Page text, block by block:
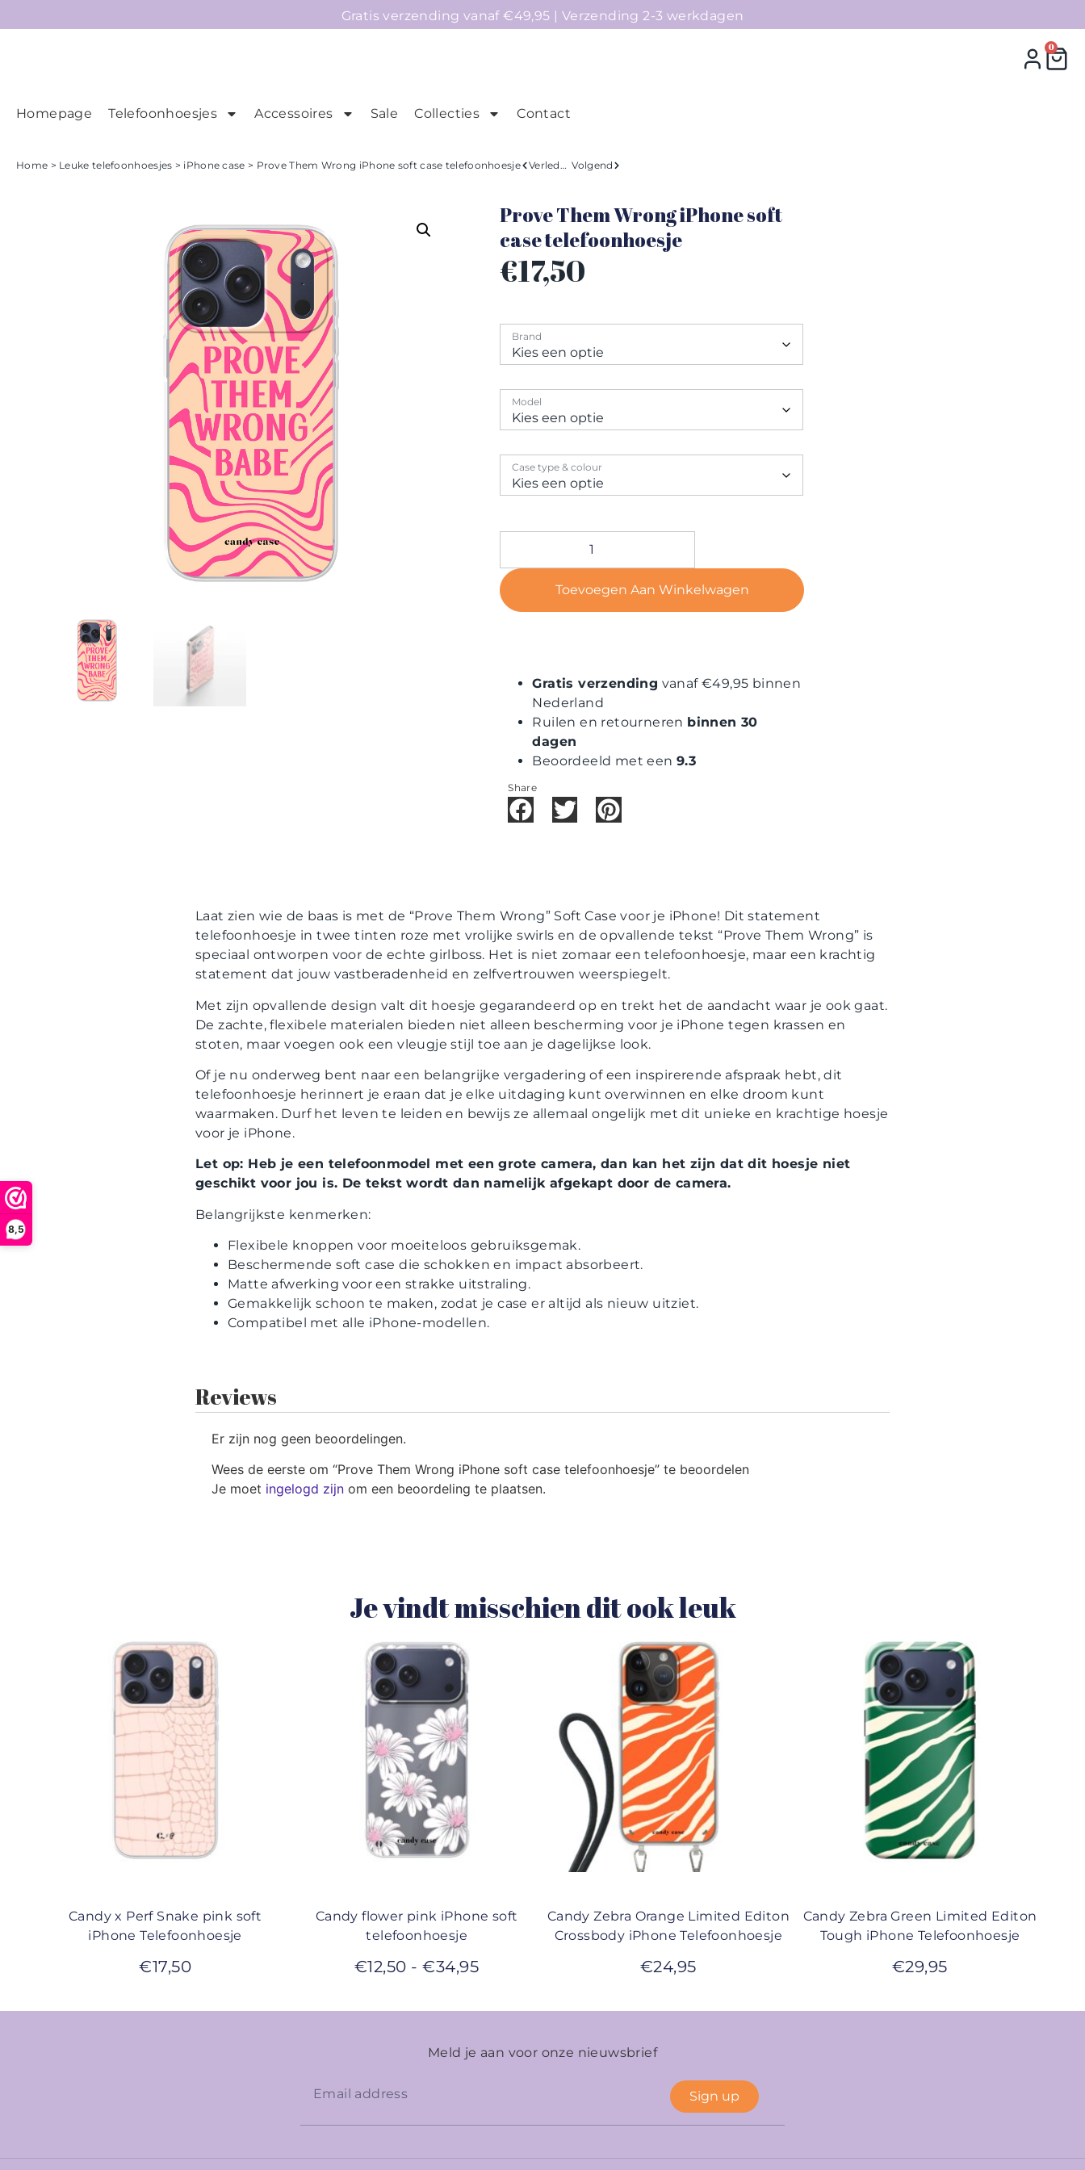
8,5
Gratis verzending vanaf €49,95 | Verzending 2-3 werkdagen
0
Homepage Telefoonhoesjes Accessoires Sale Collecties Contact
Home > Leuke telefoonhoesjes > iPhone case > Prove Them Wrong iPhone soft case telefoonhoesje Verleden Volgend
Prove Them Wrong iPhone soft
case telefoonhoesje
€17,50
Brand
Model
Case type & colour
Toevoegen Aan Winkelwagen
Gratis verzending vanaf €49,95 binnen
Nederland
Ruilen en retourneren binnen 30
dagen
Beoordeeld met een9.3
Share
Laat zien wie de baas is met de “Prove Them Wrong” Soft Case voor je iPhone! Dit statement
telefoonhoesje in twee tinten roze met vrolijke swirls en de opvallende tekst “Prove Them Wrong” is
speciaal ontworpen voor de echte girlboss. Het is niet zomaar een telefoonhoesje, maar een krachtig
statement dat jouw vastberadenheid en zelfvertrouwen weerspiegelt.
Met zijn opvallende design valt dit hoesje gegarandeerd op en trekt het de aandacht waar je ook gaat.
De zachte, flexibele materialen bieden niet alleen bescherming voor je iPhone tegen krassen en
stoten, maar voegen ook een vleugje stijl toe aan je dagelijkse look.
Of je nu onderweg bent naar een belangrijke vergadering of een inspirerende afspraak hebt, dit
telefoonhoesje herinnert je eraan dat je elke uitdaging kunt overwinnen en elke droom kunt
waarmaken. Durf het leven te leiden en bewijs ze allemaal ongelijk met dit unieke en krachtige hoesje
voor je iPhone.
Let op: Heb je een telefoonmodel met een grote camera, dan kan het zijn dat dit hoesje niet
geschikt voor jou is. De tekst wordt dan namelijk afgekapt door de camera.
Belangrijkste kenmerken:
Flexibele knoppen voor moeiteloos gebruiksgemak.
Beschermende soft case die schokken en impact absorbeert.
Matte afwerking voor een strakke uitstraling.
Gemakkelijk schoon te maken, zodat je case er altijd als nieuw uitziet.
Compatibel met alle iPhone-modellen.
Reviews
Er zijn nog geen beoordelingen.
Wees de eerste om “Prove Them Wrong iPhone soft case telefoonhoesje” te beoordelen
Je moet ingelogd zijn om een beoordeling te plaatsen.
Je vindt misschien dit ook leuk
Candy x Perf Snake pink soft
iPhone Telefoonhoesje
€17,50
Candy flower pink iPhone soft
telefoonhoesje
€12,50 - €34,95
Candy Zebra Orange Limited Editon
Crossbody iPhone Telefoonhoesje
€24,95
Candy Zebra Green Limited Editon
Tough iPhone Telefoonhoesje
€29,95
Meld je aan voor onze nieuwsbrief
Sign up